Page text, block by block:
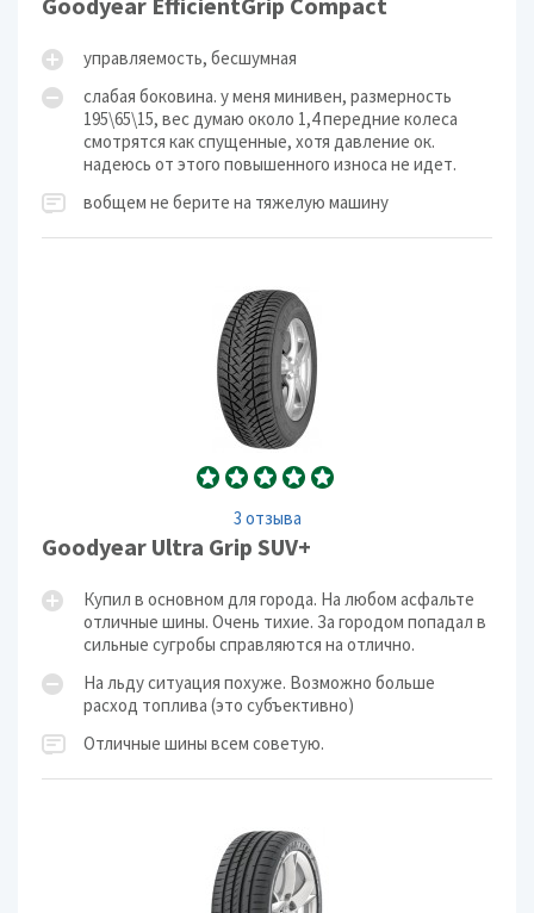
управляемость, бесшумная
слабая боковина. у меня минивен, размерность
195\65\15, вес думаю около 1,4 передние колеса
смотрятся как спущенные, хотя давление ок.
надеюсь от этого повышенного износа не идет.
вобщем не берите на тяжелую машину
3 отзыва
Goodyear Ultra Grip SUV+
Купил в основном для города. На любом асфальте
отличные шины. Очень тихие. За городом попадал в
сильные сугробы справляются на отлично.
На льду ситуация похуже. Возможно больше
расход топлива (это субъективно)
Отличные шины всем советую.